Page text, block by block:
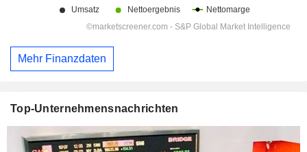
Mehr Finanzdaten
Top-Unternehmensnachrichten